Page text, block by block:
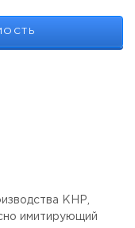
КНР,
имитирующий